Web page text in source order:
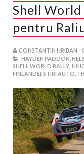
Shell
pentru
CONSTANTIN HRIBAN
HAYDEN PADDON,
SHELL WORLD RALLY,
FINLANDEI, STIRI AUTO,